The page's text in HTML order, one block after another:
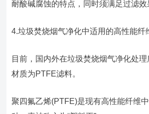
耐酸碱腐蚀的特点，同时须满足过滤效
4.垃圾焚烧烟气净化中适用的高性能纤
目前，国内外在垃圾焚烧烟气净化处
材质为PTFE滤料。
聚四氟乙烯(PTFE)是现有高性能纤维